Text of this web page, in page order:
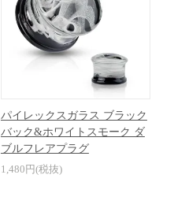
パイレックスガラス ブラック
バック&ホワイトスモーク ダ
ブルフレアプラグ
1,480円(税抜)